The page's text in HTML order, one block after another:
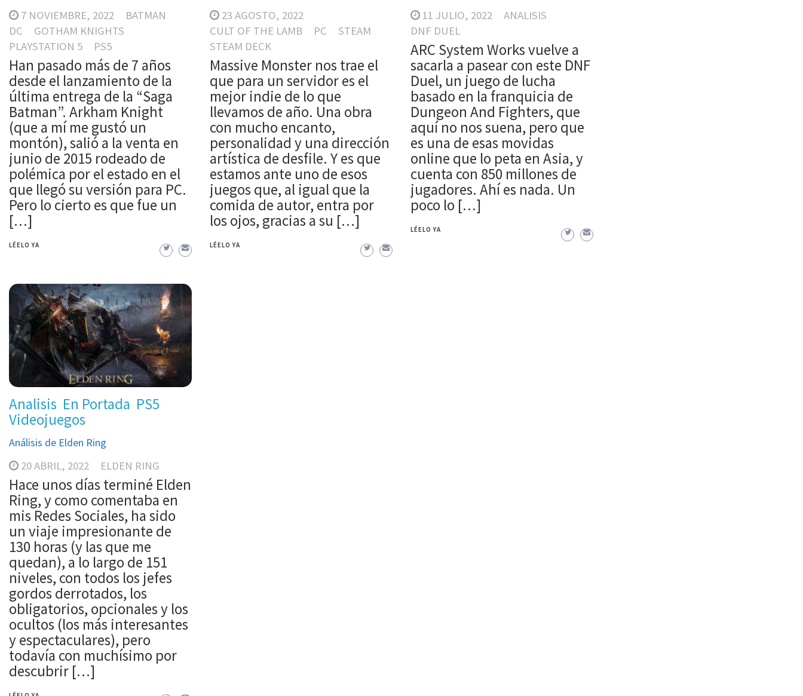
7 NOVIEMBRE, 2022
BATMAN
DC
GOTHAM KNIGHTS
PLAYSTATION 5
PS5
Han pasado más de 7 años
desde el lanzamiento de la
última entrega de la “Saga
Batman”. Arkham Knight
(que a mí me gustó un
montón), salió a la venta en
junio de 2015 rodeado de
polémica por el estado en el
que llegó su versión para PC.
Pero lo cierto es que fue un
[…]
LÉELO YA
23 AGOSTO, 2022
CULT OF THE LAMB
PC
STEAM
STEAM DECK
Massive Monster nos trae el
que para un servidor es el
mejor indie de lo que
llevamos de año. Una obra
con mucho encanto,
personalidad y una dirección
artística de desfile. Y es que
estamos ante uno de esos
juegos que, al igual que la
comida de autor, entra por
los ojos, gracias a su […]
LÉELO YA
11 JULIO, 2022
ANALISIS
DNF DUEL
ARC System Works vuelve a
sacarla a pasear con este DNF
Duel, un juego de lucha
basado en la franquicia de
Dungeon And Fighters, que
aquí no nos suena, pero que
es una de esas movidas
online que lo peta en Asia, y
cuenta con 850 millones de
jugadores. Ahí es nada. Un
poco lo […]
LÉELO YA
Analisis En Portada PS5
Videojuegos
Análisis de Elden Ring
20 ABRIL, 2022
ELDEN RING
Hace unos días terminé Elden
Ring, y como comentaba en
mis Redes Sociales, ha sido
un viaje impresionante de
130 horas (y las que me
quedan), a lo largo de 151
niveles, con todos los jefes
gordos derrotados, los
obligatorios, opcionales y los
ocultos (los más interesantes
y espectaculares), pero
todavía con muchísimo por
descubrir […]